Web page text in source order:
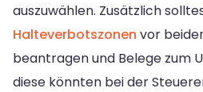
auszuwählen. Zusätzlich
Halteverbotszonen vor
beantragen und Belege zum
diese könnten bei der